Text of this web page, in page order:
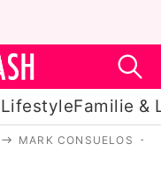
LifestyleFamilie &
MARK CONSUELOS